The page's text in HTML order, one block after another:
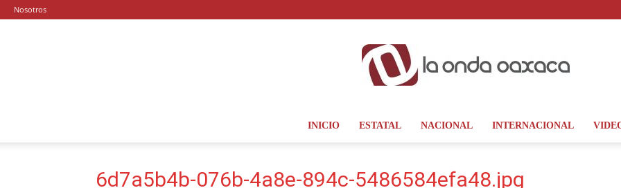
Nosotros
La
INICIO ESTATAL NACIONAL INTERNACIONAL
6d7a5b4b-076b-4a8e-894c-5486584efa48.jpg